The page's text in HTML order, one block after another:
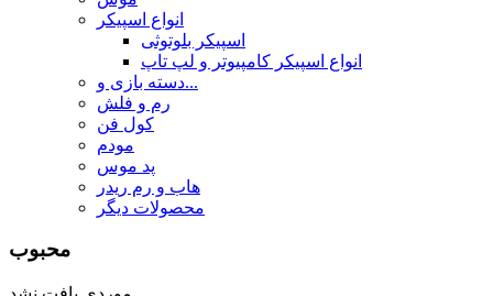
انواع اسپیکر
اسپیکر بلوتوثی
انواع اسپیکر کامپیوتر و لپ تاپ
دسته بازی و...
رم و فلش
کول فن
مودم
پد موس
هاب و رم ریدر
محصولات دیگر
محبوب